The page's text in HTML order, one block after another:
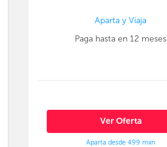
Aparta y Viaja
Paga hasta en 12 meses
Ver Oferta
Aparta desde 499 mxn